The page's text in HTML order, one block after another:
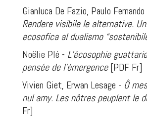
Gianluca De Fazio, Paulo
Rendere visibile le alternative.
ecosofica al dualismo
Noëlie Plé - L’écosophie
pensée de l’émergence[PDF Fr]
Vivien Giet, Erwan Lesage - Ô
nul amy. Les nôtres peuplent le
Fr]